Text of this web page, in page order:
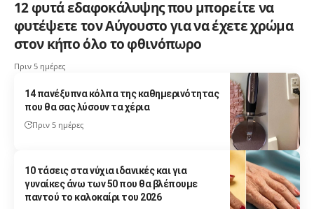
12 φυτά εδαφοκάλυψης που μπορείτε να
φυτέψετε τον Αύγουστο για να έχετε χρώμα
στον κήπο όλο το φθινόπωρο
Πριν 5 ημέρες
14 πανέξυπνα κόλπα της καθημερινότητας
που θα σας λύσουν τα χέρια
Πριν 5 ημέρες
10 τάσεις στα νύχια ιδανικές και για
γυναίκες άνω των 50 που θα βλέπουμε
παντού το καλοκαίρι του 2026